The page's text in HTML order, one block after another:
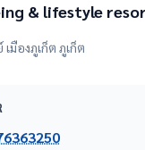
& lifestyle
มืองภูเก็ต ภูเก็ต